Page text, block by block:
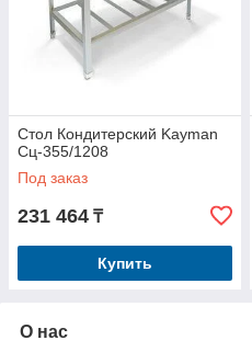
Стол Кондитерский Kayman
Сц-355/1208
Под заказ
231 464 ₸
Купить
О нас